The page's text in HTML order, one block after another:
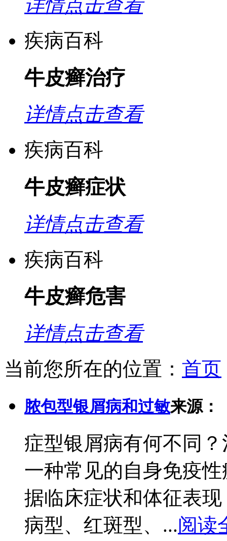
详情点击查看
疾病百科
牛皮癣治疗
详情点击查看
疾病百科
牛皮癣症状
详情点击查看
疾病百科
牛皮癣危害
详情点击查看
当前您所在的位置： 首页
脓包型银屑病和过敏来源：
症型银屑病有何不同
一种常见的自身免疫
据临床症状和体征表
病型、红斑型、...阅读